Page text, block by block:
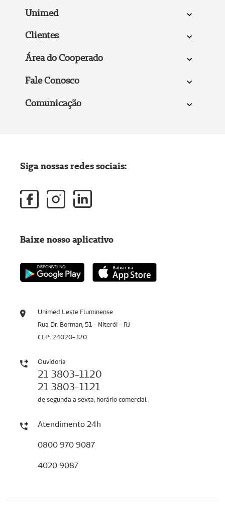
Unimed
Clientes
Área do Cooperado
Fale Conosco
Comunicação
Unimed Leste Fluminense
Rua Dr. Borman, 51 - Niterói - RJ
CEP: 24020-320
Ouvidoria
21 3803-1120
21 3803-1121
de segunda a sexta, horário comercial
Atendimento 24h
0800 970 9087
4020 9087
Siga nossas redes sociais:
Baixe nosso aplicativo